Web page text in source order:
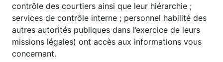
contrôle des courtiers ainsi que leur hiérarchie ;
services de contrôle interne ; personnel habilité des
autres autorités publiques dans l’exercice de leurs
missions légales) ont accès aux informations vous
concernant.